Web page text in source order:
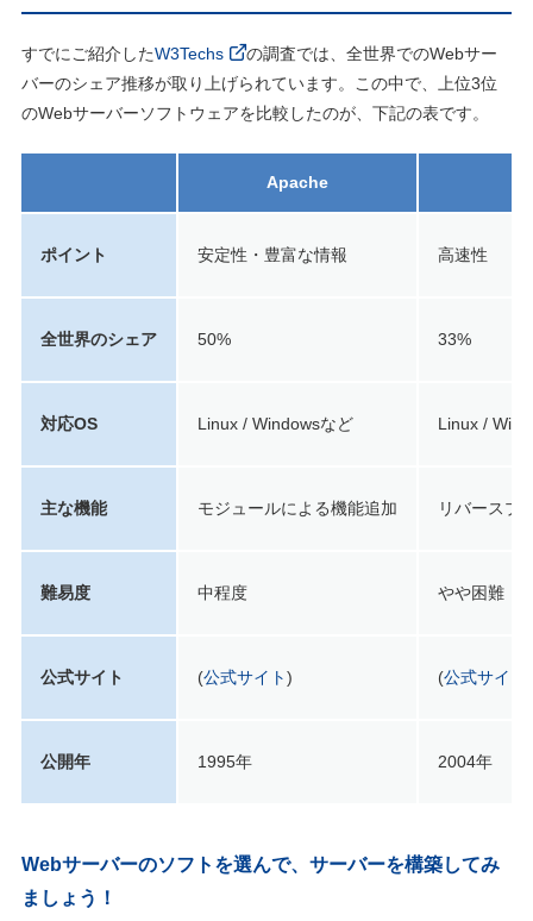
すでにご紹介したW3Techs
の調査では、全世界でのWebサー
バーのシェア推移が取り上げられています。この中で、上位3位
のWebサーバーソフトウェアを比較したのが、下記の表です。
Apache
ポイント 安定性・豊富な情報 高速性
全世界のシェア 50% 33%
対応OS Linux / Windowsなど Linux /
主な機能 モジュールによる機能追加 リバースプ
難易度 中程度 やや困難
公式サイト (公式サイト) (公式サイト
公開年 1995年 2004年
Webサーバーのソフトを選んで、サーバーを構築してみ
ましょう！